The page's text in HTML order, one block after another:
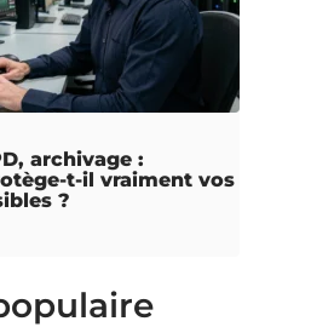
archivage :
t-il vraiment vos
?